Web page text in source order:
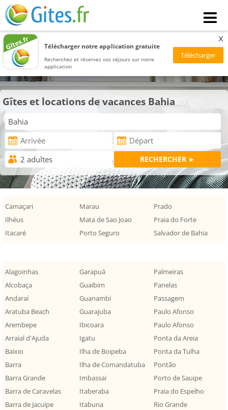
Télécharger notre application gratuite
Recherchez et réservez vos séjours sur notre
application
x
Gîtes et locations de vacances Bahia
Camaçari
Ilhéus
Itacaré
Marau
Mata de Sao Joao
Porto Seguro
Prado
Praia do Forte
Salvador de Bahia
Alagoinhas
Alcobaça
Andaraí
Aratuba Beach
Arembepe
Arraial d'Ajuda
Baixio
Barra
Barra Grande
Barra de Caravelas
Barra de Jacuípe
Garapuá
Guaibim
Guanambi
Guarajuba
Ibicoara
Igatu
Ilha de Boipeba
Ilha de Comandatuba
Imbassai
Itaberaba
Itabuna
Palmeiras
Panelas
Passagem
Paulo Afonso
Paulo Afonso
Ponta da Areia
Ponta da Tulha
Pontão
Porto de Sauipe
Praia do Espelho
Rio Grande